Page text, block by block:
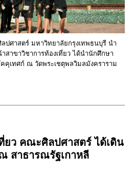
ปศาสตร์ มหาวิทยาลัยกรุงเทพธนบุรี นำ
สาขาวิชาการท้องเที่ยว ได้นำนักศึกษา
คุเทศก์ ณ วัดพระเชตุพลวิมลมังคราราม
ยว คณะศิลปศาสตร์ ได้เดิน
สาธารณรัฐเกาหลี